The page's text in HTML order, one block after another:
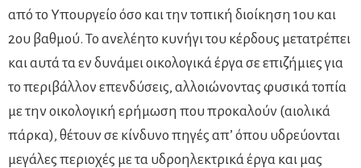
από το Υπουργείο όσο και την τοπική διοίκηση 1ου και
2ου βαθμού. Το ανελέητο κυνήγι του κέρδους μετατρέπει
και αυτά τα εν δυνάμει οικολογικά έργα σε επιζήμιες για
το περιβάλλον επενδύσεις, αλλοιώνοντας φυσικά τοπία
με την οικολογική ερήμωση που προκαλούν (αιολικά
πάρκα), θέτουν σε κίνδυνο πηγές απ’ όπου υδρεύονται
μεγάλες περιοχές με τα υδροηλεκτρικά έργα και μας